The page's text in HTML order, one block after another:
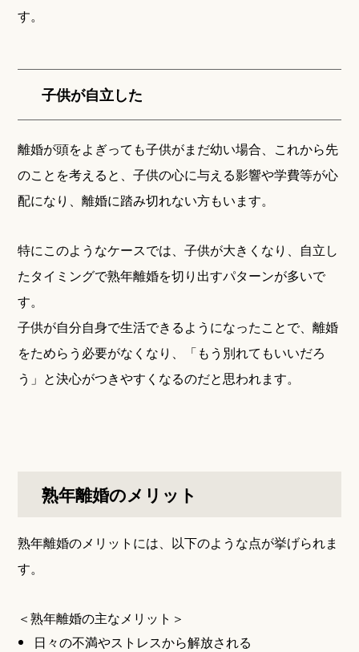
す。
子供が自立した
離婚が頭をよぎっても子供がまだ幼い場合、これから先
のことを考えると、子供の心に与える影響や学費等が心
配になり、離婚に踏み切れない方もいます。
特にこのようなケースでは、子供が大きくなり、自立し
たタイミングで熟年離婚を切り出すパターンが多いで
す。
子供が自分自身で生活できるようになったことで、離婚
をためらう必要がなくなり、「もう別れてもいいだろ
う」と決心がつきやすくなるのだと思われます。
熟年離婚のメリット
熟年離婚のメリットには、以下のような点が挙げられま
す。
＜熟年離婚の主なメリット＞
日々の不満やストレスから解放される